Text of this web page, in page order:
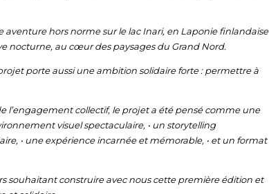
aventure hors norme sur le lac Inari, en Laponie finlandaise
nocturne, au cœur des paysages du Grand Nord.
porte aussi une ambition solidaire forte : permettre à
l’engagement collectif, le projet a été pensé comme une
visuel spectaculaire, • un storytelling
• une expérience incarnée et mémorable, • et un format
souhaitant construire avec nous cette première édition et